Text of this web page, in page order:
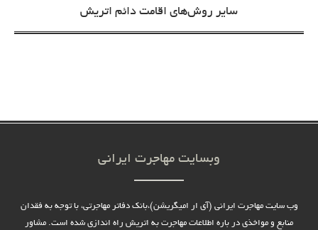
سایر روش‌های اقامت دائم اتریش
وبسایت مهاجرت ایرانی
وب سایت مهاجرت ایرانی (آی ار امیگریشن)،بانک دفاتر مهاجرتی، با توجه به فقدان
منابع و مواخذی در باره اطلاعات مهاجرت به اتریش راه اندازی شده است. مشاور